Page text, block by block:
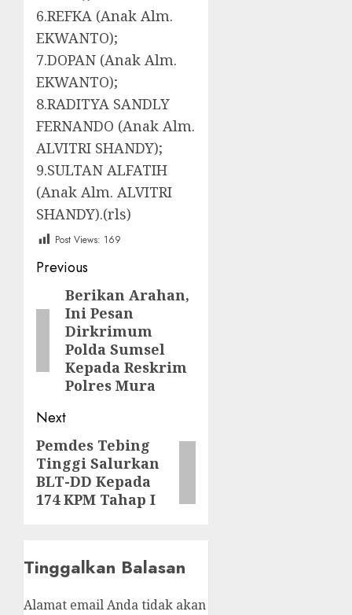
6.REFKA (Anak Alm.
EKWANTO);
7.DOPAN (Anak Alm.
EKWANTO);
8.RADITYA SANDLY
FERNANDO (Anak Alm.
ALVITRI SHANDY);
9.SULTAN ALFATIH
(Anak Alm. ALVITRI
SHANDY).(rls)
Post Views: 169
Post
navigation
Previous
Previous
post:
Berikan Arahan,
Ini Pesan
Dirkrimum
Polda Sumsel
Kepada Reskrim
Polres Mura
Next
Next
post:
Pemdes Tebing
Tinggi Salurkan
BLT-DD Kepada
174 KPM Tahap I
Tinggalkan Balasan
Alamat email Anda tidak akan